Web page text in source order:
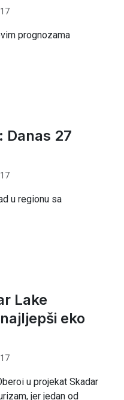
prognozama
Danas 27
u regionu sa
Lake
eko
u projekat Skadar
jer jedan od